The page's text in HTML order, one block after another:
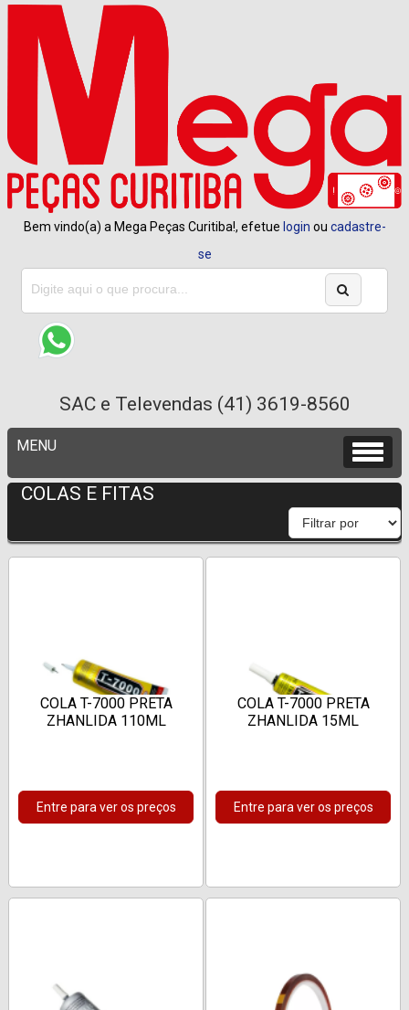
Bem vindo(a) a Mega Peças Curitiba!, efetue login ou cadastre-
se
SAC e Televendas (41) 3619-8560
COLAS E FITAS
COLA T-7000 PRETA
ZHANLIDA 110ML
Entre para ver os preços
COLA T-7000 PRETA
ZHANLIDA 15ML
Entre para ver os preços